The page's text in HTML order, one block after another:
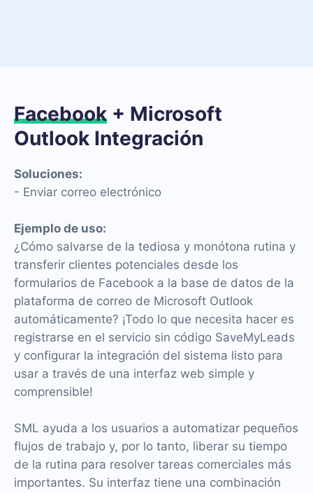
Facebook + Microsoft
Outlook Integración
Soluciones:
- Enviar correo electrónico
Ejemplo de uso:
¿Cómo salvarse de la tediosa y monótona rutina y
transferir clientes potenciales desde los
formularios de Facebook a la base de datos de la
plataforma de correo de Microsoft Outlook
automáticamente? ¡Todo lo que necesita hacer es
registrarse en el servicio sin código SaveMyLeads
y configurar la integración del sistema listo para
usar a través de una interfaz web simple y
comprensible!
SML ayuda a los usuarios a automatizar pequeños
flujos de trabajo y, por lo tanto, liberar su tiempo
de la rutina para resolver tareas comerciales más
importantes. Su interfaz tiene una combinación